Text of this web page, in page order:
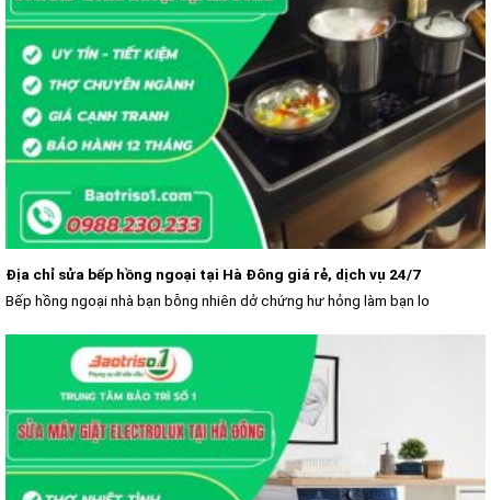
Địa chỉ sửa bếp hồng ngoại tại Hà Đông giá rẻ, dịch vụ 24/7
Bếp hồng ngoại nhà bạn bỗng nhiên dở chứng hư hỏng làm bạn lo